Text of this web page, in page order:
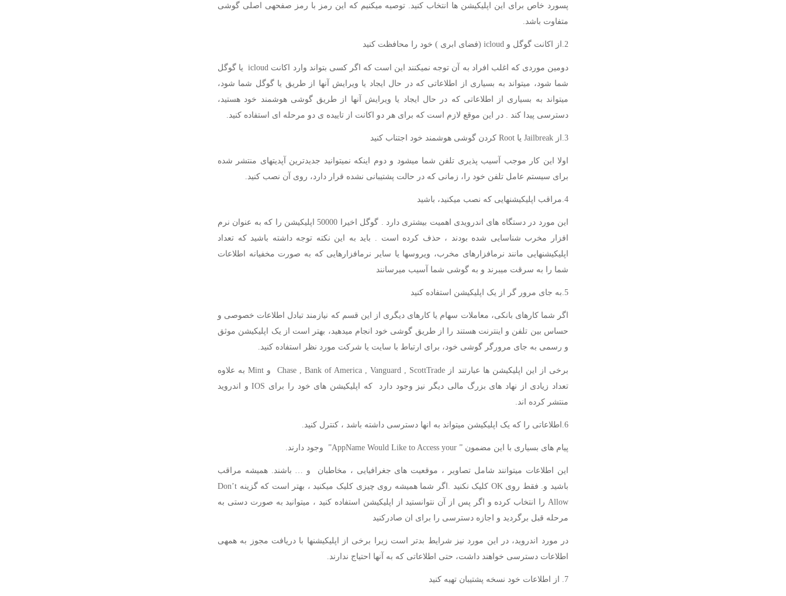
پسورد خاص برای این اپلیکیشن ها انتخاب کنید. توصیه میکنیم که این رمز با رمز صفحهی اصلی گوشی
متفاوت باشد.
2.از اکانت گوگل و icloud (فضای ابری ) خود را محافظت کنید
دومین موردی که اغلب افراد به آن توجه نمیکنند این است که اگر کسی بتواند وارد اکانت icloud یا گوگل
شما شود، میتواند به بسیاری از اطلاعاتی که در حال ایجاد یا ویرایش آنها از طریق یا گوگل شما شود،
میتواند به بسیاری از اطلاعاتی که در حال ایجاد یا ویرایش آنها از طریق گوشی هوشمند خود هستید،
دسترسی پیدا کند . در این موقع لازم است که برای هر دو اکانت از تاییده ی دو مرحله ای استفاده کنید.
3.از Jailbreak یا Root کردن گوشی هوشمند خود اجتناب کنید
اولا این کار موجب آسیب پذیری تلفن شما میشود و دوم اینکه نمیتوانید جدیدترین آپدیتهای منتشر شده
برای سیستم عامل تلفن خود را، زمانی که در حالت پشتیبانی نشده قرار دارد، روی آن نصب کنید.
4.مراقب اپلیکیشنهایی که نصب میکنید، باشید
این مورد در دستگاه های اندرویدی اهمیت بیشتری دارد . گوگل اخیرا 50000 اپلیکیشن را که به عنوان نرم
افزار مخرب شناسایی شده بودند ، حذف کرده است . باید به این نکته توجه داشته باشید که تعداد
اپلیکیشنهایی مانند نرمافزارهای مخرب، ویروسها یا سایر نرمافزارهایی که به صورت مخفیانه اطلاعات
شما را به سرقت میبرند و به گوشی شما آسیب میرسانند
5.به جای مرور گر از یک اپلیکیشن استفاده کنید
اگر شما کارهای بانکی، معاملات سهام یا کارهای دیگری از این قسم که نیازمند تبادل اطلاعات خصوصی و
حساس بین تلفن و اینترنت هستند را از طریق گوشی خود انجام میدهید، بهتر است از یک اپلیکیشن موثق
و رسمی به جای مرورگر گوشی خود، برای ارتباط با سایت یا شرکت مورد نظر استفاده کنید.
برخی از این اپلیکیشن ها عبارتند از Chase , Bank of America , Vanguard , ScottTrade و Mint به علاوه
تعداد زیادی از نهاد های بزرگ مالی دیگر نیز وجود دارد که اپلیکیشن های خود را برای IOS و اندروید
منتشر کرده اند.
6.اطلاعاتی را که یک اپلیکیشن میتواند به انها دسترسی داشته باشد ، کنترل کنید.
پیام های بسیاری با این مضمون ” AppName Would Like to Access your” وجود دارند.
این اطلاعات میتوانند شامل تصاویر ، موقعیت های جغرافیایی ، مخاطبان و … باشند. همیشه مراقب
باشید و. فقط روی OK کلیک نکنید .اگر شما همیشه روی چیزی کلیک میکنید ، بهتر است که گزینه Don’t
Allow را انتخاب کرده و اگر پس از آن نتوانستید از اپلیکیشن استفاده کنید ، میتوانید به صورت دستی به
مرحله قبل برگردید و اجازه دسترسی را برای ان صادرکنید
در مورد اندروید، در این مورد نیز شرایط بدتر است زیرا برخی از اپلیکیشنها با دریافت مجوز به همهی
اطلاعات دسترسی خواهند داشت، حتی اطلاعاتی که به آنها احتیاج ندارند.
7. از اطلاعات خود نسخه پشتیبان تهیه کنید